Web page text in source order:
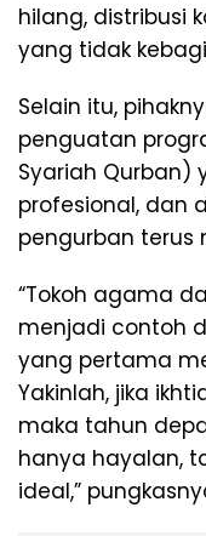
hilang, distribusi
yang tidak
Selain itu,
penguatan
Syariah Qurban)
profesional, dan
pengurban terus
“Tokoh agama
menjadi contoh
yang pertama
Yakinlah, jika
maka tahun
hanya hayalan,
ideal,”